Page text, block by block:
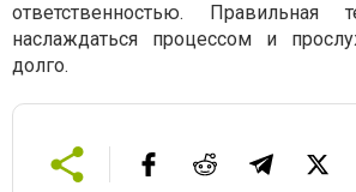
ответственностью. Правильная
наслаждаться процессом и
долго.